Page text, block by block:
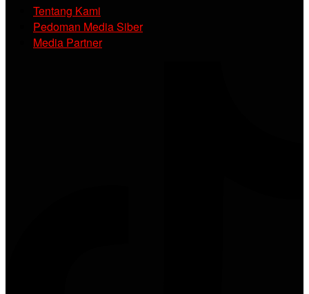
Tentang Kami
Pedoman Media Siber
Media Partner